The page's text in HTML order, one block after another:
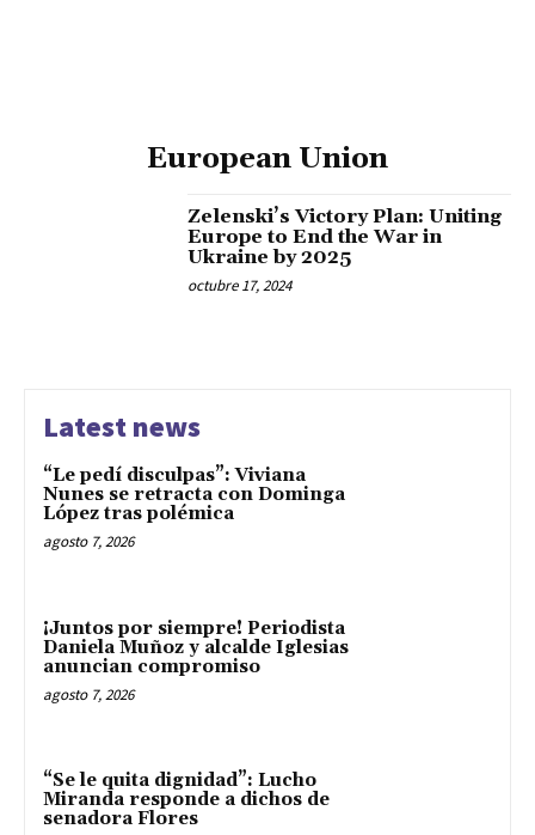
European Union
Zelenski’s Victory Plan: Uniting
Europe to End the War in
Ukraine by 2025
octubre 17, 2024
Latest news
“Le pedí disculpas”: Viviana
Nunes se retracta con Dominga
López tras polémica
agosto 7, 2026
¡Juntos por siempre! Periodista
Daniela Muñoz y alcalde Iglesias
anuncian compromiso
agosto 7, 2026
“Se le quita dignidad”: Lucho
Miranda responde a dichos de
senadora Flores